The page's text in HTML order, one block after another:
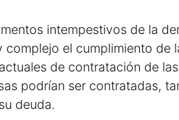
intempestivos de la
complejo el cumplimiento de
de contratación de
podrían ser contratadas,
deuda.